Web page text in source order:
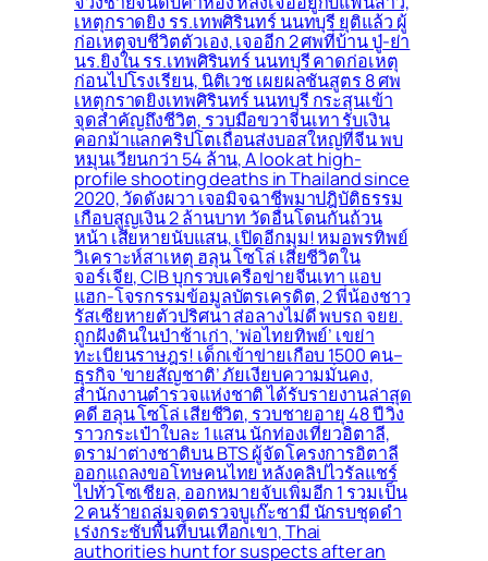
เหตุกราดยิง รร.เทพศิรินทร์ นนทบุรี ยุติแล้ว ผู้
ก่อเหตุจบชีวิตตัวเอง, เจออีก 2 ศพที่บ้าน ปู่-ย่า
นร.ยิงใน รร.เทพศิรินทร์ นนทบุรี คาดก่อเหตุ
ก่อนไปโรงเรียน, นิติเวช เผยผลชันสูตร 8 ศพ
เหตุกราดยิงเทพศิรินทร์ นนทบุรี กระสุนเข้า
จุดสำคัญถึงชีวิต, รวบมือขวาจีนเทา รับเงิน
คอกม้าแลกคริปโตเถื่อนส่งบอสใหญ่ที่จีน พบ
หมุนเวียนกว่า 54 ล้าน, A look at high-
profile shooting deaths in Thailand since
2020, วัดดังผวา เจอมิจฉาชีพมาปฎิบัติธรรม
เกือบสูญเงิน 2 ล้านบาท วัดอื่นโดนกันถ้วน
หน้า เสียหายนับแสน, เปิดอีกมุม! หมอพรทิพย์
วิเคราะห์สาเหตุ ฮลุน โซโล่ เสียชีวิตใน
จอร์เจีย, CIB บุกรวบเครือข่ายจีนเทา แอบ
แฮก-โจรกรรมข้อมูลบัตรเครดิต, 2 พี่น้องชาว
รัสเซียหายตัวปริศนา ส่อลางไม่ดี พบรถ จยย.
ถูกฝังดินในป่าช้าเก่า, ‘พ่อไทยทิพย์’ เขย่า
ทะเบียนราษฎร! เด็กเข้าข่ายเกือบ 1500 คน–
ธุรกิจ ‘ขายสัญชาติ’ ภัยเงียบความมั่นคง,
สำนักงานตำรวจแห่งชาติ ได้รับรายงานล่าสุด
คดี ฮลุน โซโล่ เสียชีวิต, รวบชายอายุ 48 ปี วิ่ง
ราวกระเป๋าใบละ 1 แสน นักท่องเที่ยวอิตาลี,
ดราม่าต่างชาติบน BTS ผู้จัดโครงการอิตาลี
ออกแถลงขอโทษคนไทย หลังคลิปไวรัลแชร์
ไปทั่วโซเชียล, ออกหมายจับเพิ่มอีก 1 รวมเป็น
2 คนร้ายถล่มจุดตรวจบูเก๊ะซามี นักรบชุดดำ
เร่งกระชับพื้่นที่บนเทือกเขา, Thai
authorities hunt for suspects after an